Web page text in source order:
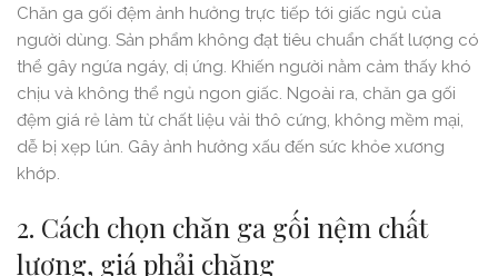
Chăn ga gối đệm ảnh hưởng trực tiếp tới giấc ngủ của
người dùng. Sản phẩm không đạt tiêu chuẩn chất lượng có
thể gây ngứa ngáy, dị ứng. Khiến người nằm cảm thấy khó
chịu và không thể ngủ ngon giấc. Ngoài ra, chăn ga gối
đệm giá rẻ làm từ chất liệu vải thô cứng, không mềm mại,
dễ bị xẹp lún. Gây ảnh hưởng xấu đến sức khỏe xương
khớp.
2. Cách chọn chăn ga gối nệm chất
lượng, giá phải chăng